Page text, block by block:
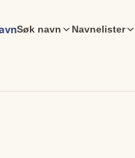
Søk navn Navnelister